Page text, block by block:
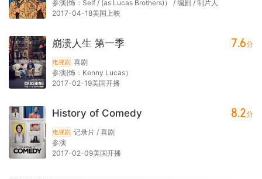
参演(饰：Self / (as Lucas Brothers)） / 编剧 / 制片人
2017-04-18美国上映
崩溃人生 第一季
电视剧 喜剧
参演(饰：Kenny Lucas）
2017-02-19美国开播
7.6分
History of Comedy
电视剧 记录片 / 喜剧
参演
2017-02-09美国开播
8.2分